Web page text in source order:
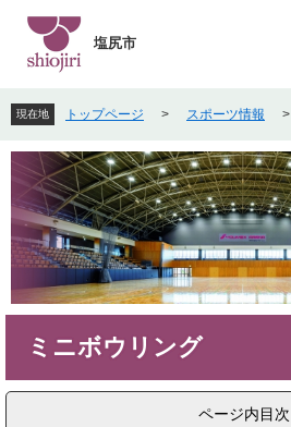
先
頭
で
を
飛
ば
本
文
へ
塩尻市
現在地 トップページ > スポーツ情報 >
ミニボウリング
ページ内目次